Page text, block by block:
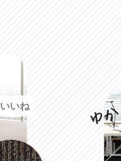
いいね